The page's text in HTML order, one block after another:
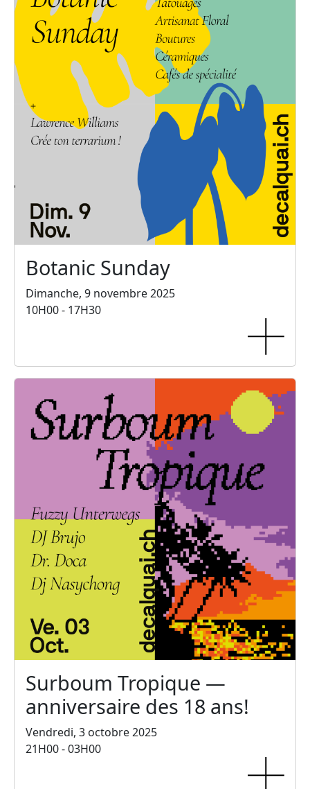
Botanic Sunday
Dimanche, 9 novembre 2025
10H00 - 17H30
Surboum Tropique —
anniversaire des 18 ans!
Vendredi, 3 octobre 2025
21H00 - 03H00